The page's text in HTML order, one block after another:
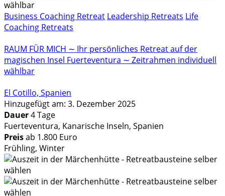
Business Coaching Retreat Leadership Retreats Life
Coaching Retreats
RAUM FÜR MICH ∼ Ihr persönliches Retreat auf der
magischen Insel Fuerteventura ∼ Zeitrahmen individuell
wählbar
El Cotillo, Spanien
Hinzugefügt am: 3. Dezember 2025
Dauer4 Tage
Fuerteventura, Kanarische Inseln, Spanien
Preisab 1.800 Euro
Frühling, Winter